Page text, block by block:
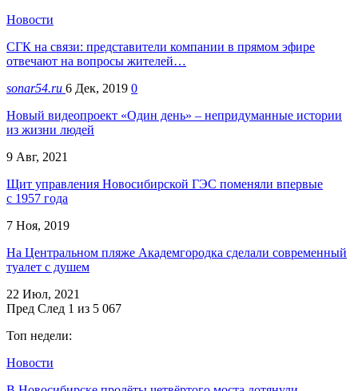
Новости
СГК на связи: представители компании в прямом эфире
отвечают на вопросы жителей…
sonar54.ru 6 Дек, 2019 0
Новый видеопроект «Один день» – непридуманные истории
из жизни людей
9 Авг, 2021
Щит управления Новосибирской ГЭС поменяли впервые
с 1957 года
7 Ноя, 2019
На Центральном пляже Академгородка сделали современный
туалет с душем
22 Июл, 2021
Пред След 1 из 5 067
Топ недели:
Новости